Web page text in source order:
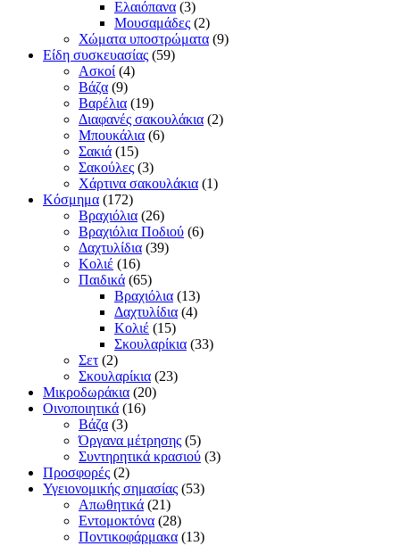
Ελαιόπανα (3)
Μουσαμάδες (2)
Χώματα υποστρώματα (9)
Είδη συσκευασίας (59)
Ασκοί (4)
Βάζα (9)
Βαρέλια (19)
Διαφανές σακουλάκια (2)
Μπουκάλια (6)
Σακιά (15)
Σακούλες (3)
Χάρτινα σακουλάκια (1)
Κόσμημα (172)
Βραχιόλια (26)
Βραχιόλια Ποδιού (6)
Δαχτυλίδια (39)
Κολιέ (16)
Παιδικά (65)
Βραχιόλια (13)
Δαχτυλίδια (4)
Κολιέ (15)
Σκουλαρίκια (33)
Σετ (2)
Σκουλαρίκια (23)
Μικροδωράκια (20)
Οινοποιητικά (16)
Βάζα (3)
Όργανα μέτρησης (5)
Συντηρητικά κρασιού (3)
Προσφορές (2)
Υγειονομικής σημασίας (53)
Απωθητικά (21)
Εντομοκτόνα (28)
Ποντικοφάρμακα (13)